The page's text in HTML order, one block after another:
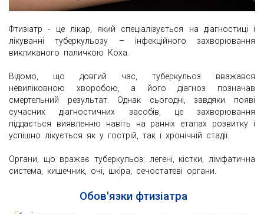
Фтизіатр - це лікар, який спеціалізується на діагностиці і
лікуванні туберкульозу – інфекційного захворювання
викликаного паличкою Коха.
Відомо, що довгий час, туберкульоз вважався
невиліковною хворобою, а його діагноз позначав
смертельний результат. Однак сьогодні, завдяки появі
сучасних діагностичних засобів, це захворювання
піддається виявленню навіть на ранніх етапах розвитку і
успішно лікується як у гострій, так і хронічній стадії.
Органи, що вражає туберкульоз: легені, кістки, лімфатична
система, кишечник, очі, шкіра, сечостатеві органи.
Обов'язки фтизіатра